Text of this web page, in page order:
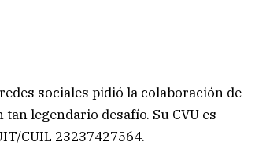
sociales pidió la colaboración de
legendario desafío. Su CVU es
CUIL 23237427564.